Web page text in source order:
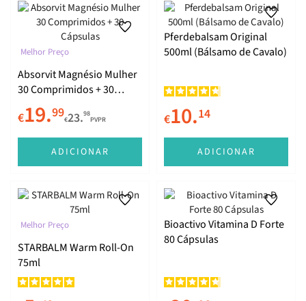
Melhor Preço
Absorvit Magnésio Mulher
30 Comprimidos + 30
Cápsulas
€19.99€23.98
PVPR
ADICIONAR
Pferdebalsam Original
500ml (Bálsamo de Cavalo)
€10.14
ADICIONAR
Melhor Preço
STARBALM Warm Roll-On
75ml
Bioactivo Vitamina D Forte
80 Cápsulas